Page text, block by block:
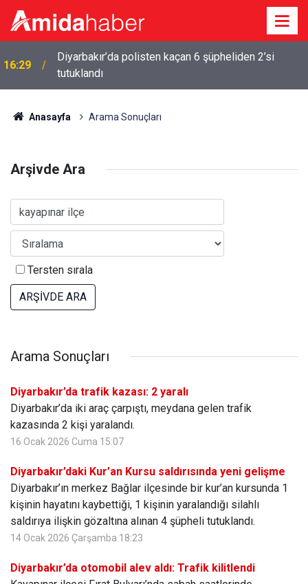
16:29
Diyarbakır’da polisten kaçan 6 şüpheliden 2’si
tutuklandı
Anasayfa Arama Sonuçları
Arşivde Ara
Tersten sırala
ARŞİVDE ARA
Arama Sonuçları
Diyarbakır’da trafik kazası: 2 yaralı
Diyarbakır’da iki araç çarpıştı, meydana gelen trafik
kazasında 2 kişi yaralandı.
16 Ocak 2026 Cuma 15:07
Diyarbakır’daki Kur’an Kursu saldırısında yeni gelişme
Diyarbakır’ın merkez Bağlar ilçesinde bir kur’an kursunda 1
kişinin hayatını kaybettiği, 1 kişinin yaralandığı silahlı
saldırıya ilişkin gözaltına alınan 4 şüpheli tutuklandı.
14 Ocak 2026 Çarşamba 18:23
Diyarbakır’da otomobil alev aldı: Trafik kilitlendi